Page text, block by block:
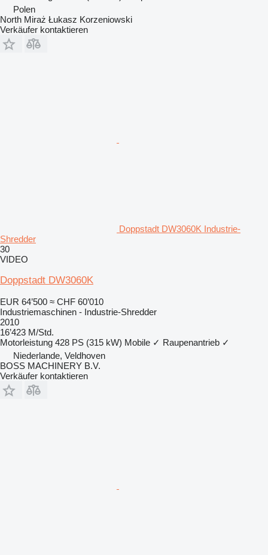
Polen
North Miraż Łukasz Korzeniowski
Verkäufer kontaktieren
Doppstadt DW3060K Industrie-
Shredder
30
VIDEO
Doppstadt DW3060K
EUR 64’500 ≈ CHF 60’010
Industriemaschinen - Industrie-Shredder
2010
16’423 M/Std.
Motorleistung 428 PS (315 kW) Mobile ✓ Raupenantrieb ✓
Niederlande, Veldhoven
BOSS MACHINERY B.V.
Verkäufer kontaktieren